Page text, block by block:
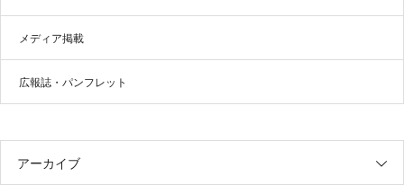
メディア掲載
広報誌・パンフレット
アーカイブ